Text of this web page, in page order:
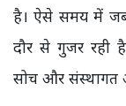
है। ऐसे समय में जब
दौर से गुजर रही
सोच और संस्थागत